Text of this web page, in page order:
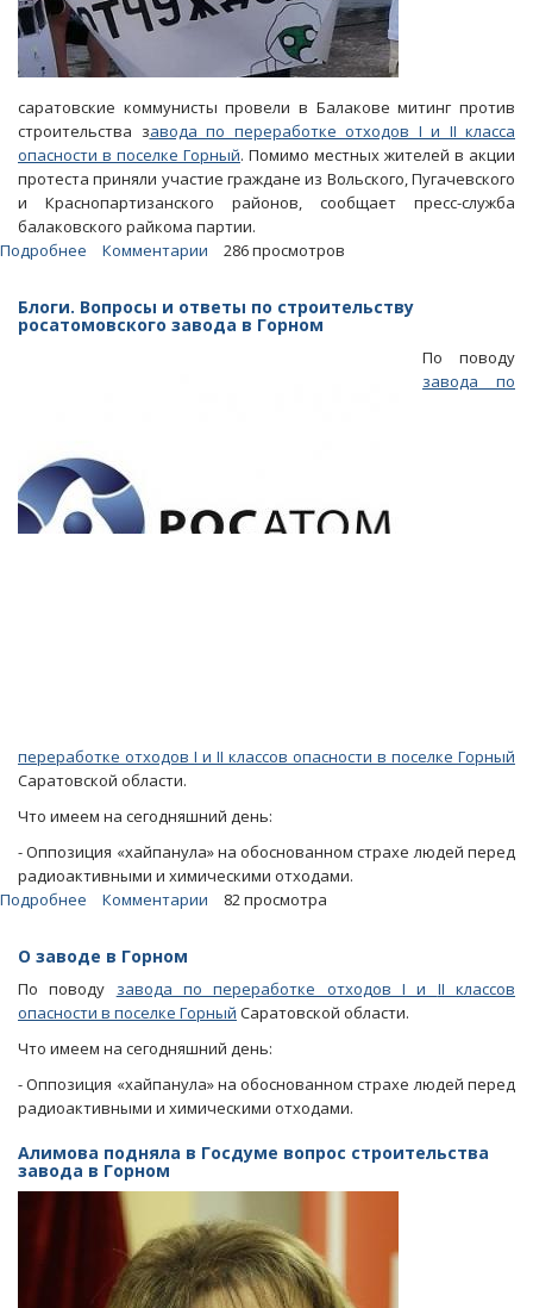
саратовские коммунисты провели в Балакове митинг против
строительства завода по переработке отходов I и II класса
опасности в поселке Горный. Помимо местных жителей в акции
протеста приняли участие граждане из Вольского, Пугачевского
и Краснопартизанского районов, сообщает пресс-служба
балаковского райкома партии.
Подробнее
Балакове
коммунисты
«завода
смерти»
Комментарии 286 просмотров
Блоги. Вопросы и ответы по строительству
росатомовского завода в Горном
По поводу
завода по
переработке отходов I и II классов опасности в поселке Горный
Саратовской области.
Что имеем на сегодняшний день:
- Оппозиция «хайпанула» на обоснованном страхе людей перед
радиоактивными и химическими отходами.
Подробнее
Вопросы
и
ответы
по
строительству
завода
в
Комментарии 82 просмотра
О заводе в Горном
По поводу завода по переработке отходовI и IIклассов
опасности в поселке Горный Саратовской области.
Что имеем на сегодняшний день:
- Оппозиция «хайпанула» на обоснованном страхе людей перед
радиоактивными и химическими отходами.
Алимова подняла в Госдуме вопрос строительства
завода в Горном